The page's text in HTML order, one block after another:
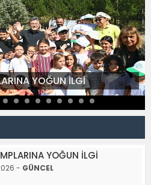
YOĞUN İLGİ
YOĞUN İLGİ
- GÜNCEL